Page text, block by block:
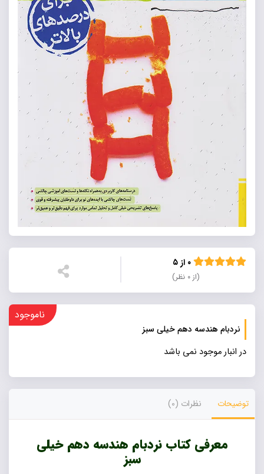
(از ۰ نظر)
نردبام هندسه دهم خیلی سبز
ناموجود
در انبار موجود نمی باشد
توضیحات نظرات (0)
معرفی کتاب نردبام هندسه دهم خیلی
سبز